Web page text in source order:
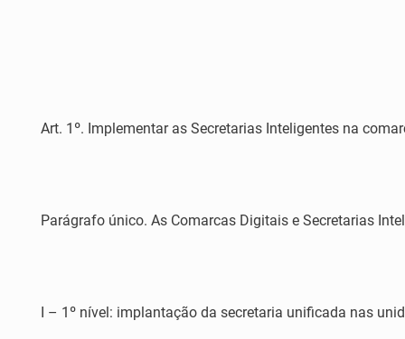
Art. 1º. Implementar as Secretarias Inteligentes na
Parágrafo único. As Comarcas Digitais e Secretarias
I – 1º nível: implantação da secretaria unificada nas